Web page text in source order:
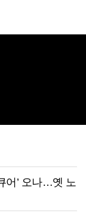
어’ 오나…옛 노